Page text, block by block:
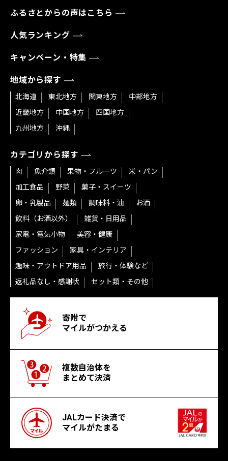
ふるさとからの声はこちら
人気ランキング
キャンペーン・特集
地域から探す
北海道 東北地方 関東地方
中部地方
近畿地方
中国地方
四国地方
九州地方
沖縄
カテゴリから探す
肉 魚介類 果物・フルーツ
米・パン
加工食品
野菜
菓子・スイーツ
卵・乳製品
麺類 調味料・油
お酒
飲料（お酒以外）
雑貨・日用品
家電・電気小物
美容・健康
ファッション
家具・インテリア
趣味・アウトドア用品
旅行・体験など
返礼品なし・感謝状
セット類・その他
寄附で
マイルがつかえる
複数自治体を
まとめて決済
JALカード決済で
マイルがたまる